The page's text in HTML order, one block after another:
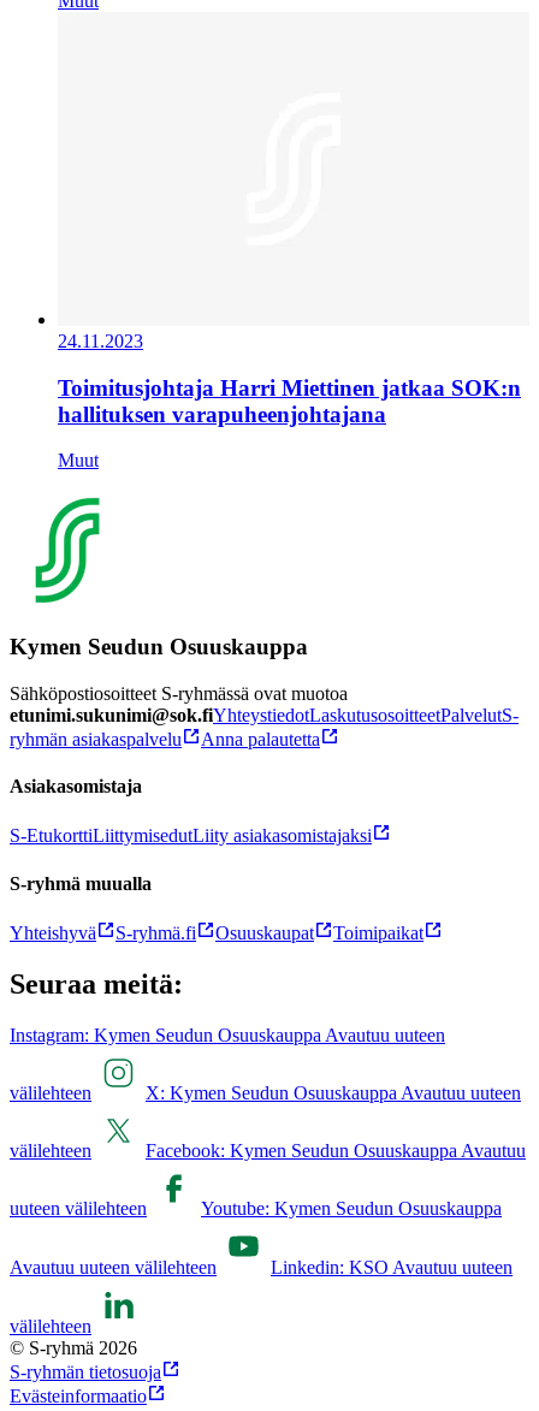
24.11.2023
Toimitusjohtaja Harri Miettinen jatkaa SOK:n
hallituksen varapuheenjohtajana
Muut
Kymen Seudun Osuuskauppa
Sähköpostiosoitteet S-ryhmässä ovat muotoa
etunimi.sukunimi@sok.fiYhteystiedotLaskutusosoitteetPalvelutS-
ryhmän asiakaspalvelu
Anna palautetta
Asiakasomistaja
S-EtukorttiLiittymisedutLiity asiakasomistajaksi
S-ryhmä muualla
Yhteishyvä S-ryhmä.fi Osuuskaupat Toimipaikat
Seuraa meitä:
Instagram: Kymen Seudun Osuuskauppa Avautuu uuteen
välilehteen X: Kymen Seudun Osuuskauppa Avautuu uuteen
välilehteen Facebook: Kymen Seudun Osuuskauppa Avautuu
uuteen välilehteen Youtube: Kymen Seudun Osuuskauppa
Avautuu uuteen välilehteen Linkedin: KSO Avautuu uuteen
välilehteen
© S-ryhmä 2026
S-ryhmän tietosuoja
Evästeinformaatio